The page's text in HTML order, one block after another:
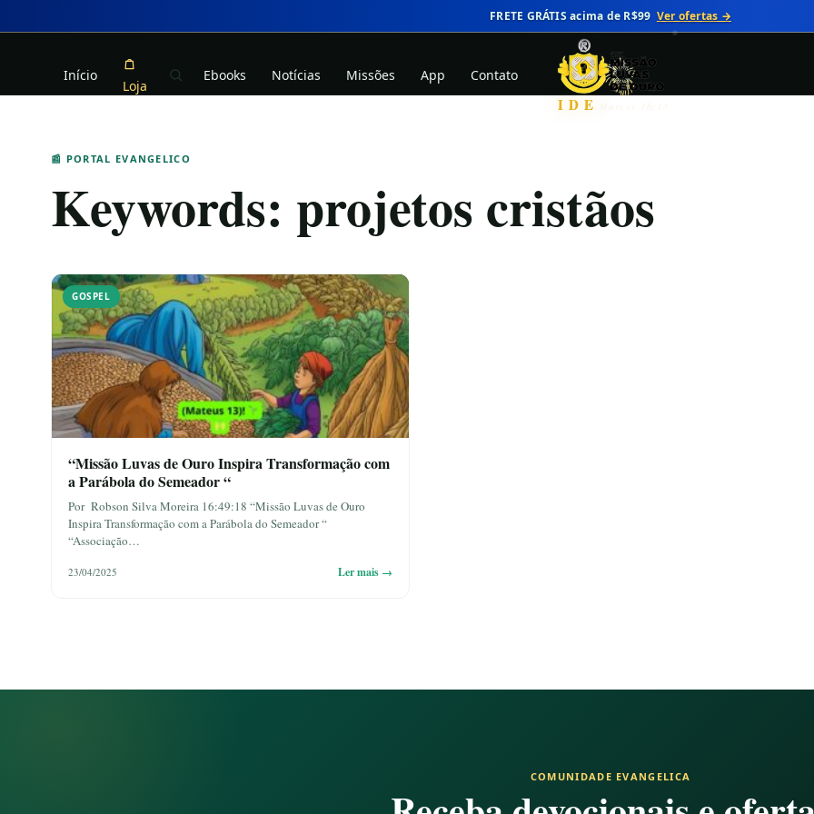
FRETE GRÁTIS acima de R$99 Ver ofertas →
IDE Marcos 16:15
Início
Loja
Ebooks Notícias Missões App Contato
📰 PORTAL EVANGELICO
Keywords: projetos cristãos
GOSPEL
“Missão Luvas de Ouro Inspira Transformação com
a Parábola do Semeador “
Por Robson Silva Moreira 16:49:18 “Missão Luvas de Ouro
Inspira Transformação com a Parábola do Semeador “
“Associação…
23/04/2025 Ler mais →
COMUNIDADE EVANGELICA